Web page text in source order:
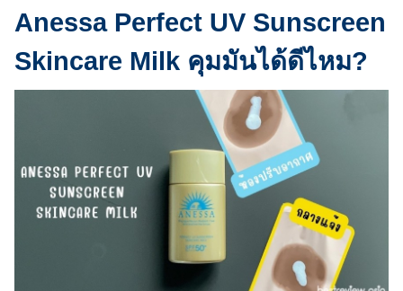
Anessa Perfect UV Sunscreen
Skincare Milk คุมมันได้ดีไหม?